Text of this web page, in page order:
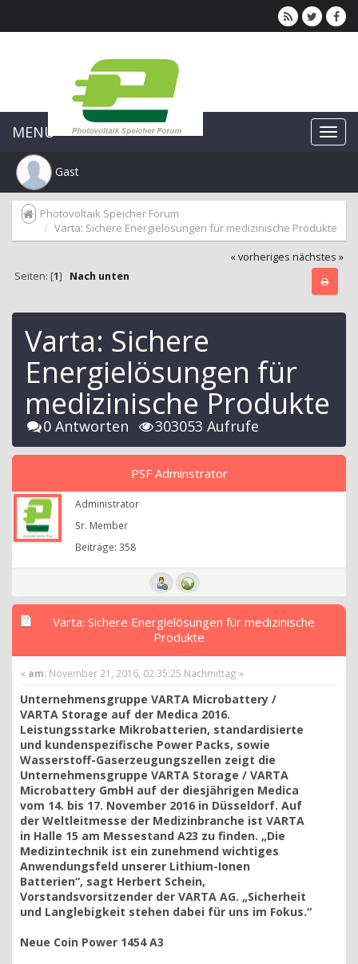
MENU
Gast
Photovoltaik Speicher Forum
Varta: Sichere Energielösungen für medizinische Produkte
« vorheriges nächstes »
Seiten: [1] Nach unten
Varta: Sichere
Energielösungen für
medizinische Produkte
0 Antworten 303053 Aufrufe
PSF Adminstrator
Administrator
Sr. Member
Beiträge: 358
Varta: Sichere Energielösungen für medizinische
Produkte
« am: November 21, 2016, 02:35:25 Nachmittag »
Unternehmensgruppe VARTA Microbattery /
VARTA Storage auf der Medica 2016.
Leistungsstarke Mikrobatterien, standardisierte
und kundenspezifische Power Packs, sowie
Wasserstoff-Gaserzeugungszellen zeigt die
Unternehmensgruppe VARTA Storage / VARTA
Microbattery GmbH auf der diesjährigen Medica
vom 14. bis 17. November 2016 in Düsseldorf. Auf
der Weltleitmesse der Medizinbranche ist VARTA
in Halle 15 am Messestand A23 zu finden. „Die
Medizintechnik ist ein zunehmend wichtiges
Anwendungsfeld unserer Lithium-Ionen
Batterien“, sagt Herbert Schein,
Vorstandsvorsitzender der VARTA AG. „Sicherheit
und Langlebigkeit stehen dabei für uns im Fokus.“
Neue Coin Power 1454 A3